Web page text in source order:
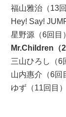
福山雅治（13
Hey! Say!
星野源（6回目
Mr.Children（
三山ひろし（6
山内惠介（6回
ゆず（11回目